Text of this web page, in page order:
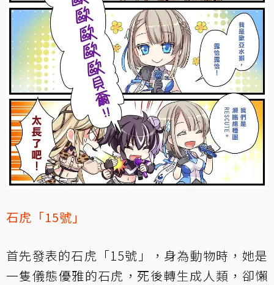
石虎「15號」
首先發表的石虎「15號」，身為動物時，她是
一隻儀態優雅的石虎，死後轉生成人類，卻懶